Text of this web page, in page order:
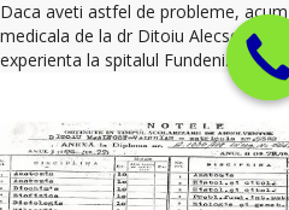
Daca aveti astfel de probleme,
medicala de la dr Ditoiu Alecse
experienta la spitalul Fundeni.